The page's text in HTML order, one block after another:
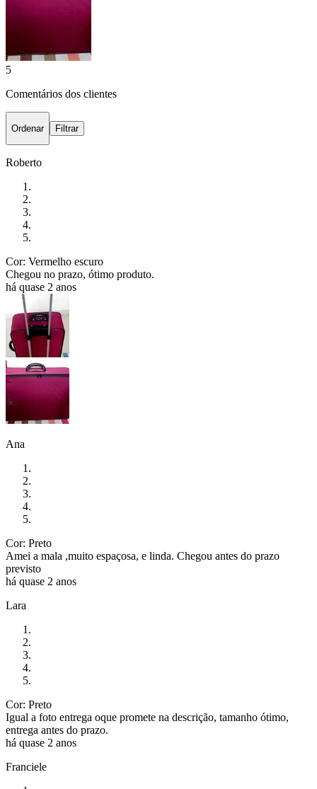
5
Comentários dos clientes
Ordenar Filtrar
Roberto
Cor: Vermelho escuro
Chegou no prazo, ótimo produto.
há quase 2 anos
Ana
Cor: Preto
Amei a mala ,muito espaçosa, e linda. Chegou antes do prazo
previsto
há quase 2 anos
Lara
Cor: Preto
Igual a foto entrega oque promete na descrição, tamanho ótimo,
entrega antes do prazo.
há quase 2 anos
Franciele